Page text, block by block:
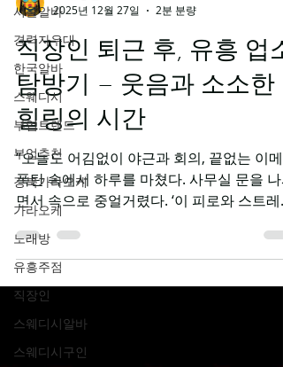
서울알바
경력자우대
한국알바
스웨디시
부업트렌드
부업추천
강북가라오케
가라오케
노래방
유흥주점
직장인
스웨디시알바
스웨디시구인
TV 유흥알바
2025년 12월 27일
2분 분량
직장인 퇴근 후, 유흥 업소
탐방기 – 웃음과 소소한
힐링의 시간
“오늘도 어김없이 야근과 회의, 끝없는 이메
폭탄 속에서 하루를 마쳤다. 사무실 문을 나
면서 속으로 중얼거렸다. ‘이 피로와 스트레
어디서 좀 풀 수 있을까?’ 평소라면 집에 돌아
가 침대와 전쟁을 벌이며 잠들겠지만, 오늘은
조금 다른 계획이 있었다. 바로 퇴근 후 유흥
업소 탐방 . 직장인 처음 발을 들이는 순간, 나
는 솔직히 살짝 긴장했다. ‘여긴 어떤 분위기
까, 내가 잘 어울릴까’라는 생각과 ‘ 오늘 하루